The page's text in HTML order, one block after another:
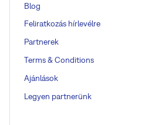
Blog
Feliratkozás hírlevélre
Partnerek
Terms & Conditions
Ajánlások
Legyen partnerünk